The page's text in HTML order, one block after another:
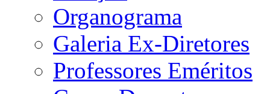
Organograma
Galeria Ex-Diretores
Professores Eméritos